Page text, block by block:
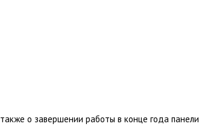
о завершении работы в конце года панели